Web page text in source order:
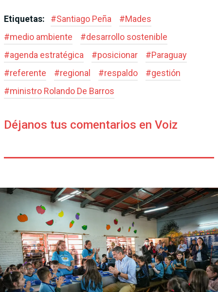
Etiquetas: #Santiago Peña #Mades
#medio ambiente #desarrollo sostenible
#agenda estratégica #posicionar #Paraguay
#referente #regional #respaldo #gestión
#ministro Rolando De Barros
Déjanos tus comentarios en Voiz